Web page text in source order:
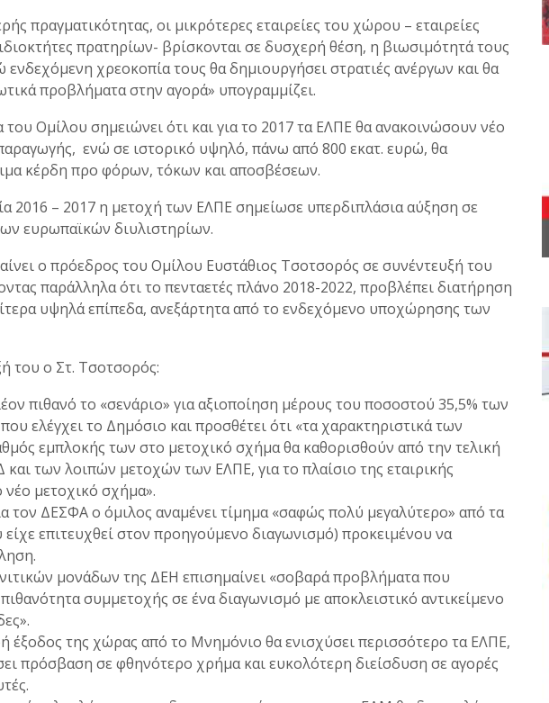
πραγματικότητας, οι μικρότερες εταιρείες του χώρου – εταιρείες
πρατηρίων- βρίσκονται σε δυσχερή θέση, η βιωσιμότητά τους
ενδεχόμενη χρεοκοπία τους θα δημιουργήσει στρατιές ανέργων και θα
προβλήματα στην αγορά» υπογραμμίζει.
Ομίλου σημειώνει ότι και για το 2017 τα ΕΛΠΕ θα ανακοινώσουν νέο
ενώ σε ιστορικό υψηλό, πάνω από 800 εκατ. ευρώ, θα
κέρδη προ φόρων, τόκων και αποσβέσεων.
2016 – 2017 η μετοχή των ΕΛΠΕ σημείωσε υπερδιπλάσια αύξηση σε
ευρωπαϊκών διυλιστηρίων.
ο πρόεδρος του Ομίλου Ευστάθιος Τσοτσορός σε συνέντευξή του
παράλληλα ότι το πενταετές πλάνο 2018-2022, προβλέπει διατήρηση
υψηλά επίπεδα, ανεξάρτητα από το ενδεχόμενο υποχώρησης των
του ο Στ. Τσοτσορός:
πιθανό το «σενάριο» για αξιοποίηση μέρους του ποσοστού 35,5% των
ελέγχει το Δημόσιο και προσθέτει ότι «τα χαρακτηριστικά των
εμπλοκής των στο μετοχικό σχήμα θα καθορισθούν από την τελική
των λοιπών μετοχών των ΕΛΠΕ, για το πλαίσιο της εταιρικής
μετοχικό σχήμα».
τον ΔΕΣΦΑ ο όμιλος αναμένει τίμημα «σαφώς πολύ μεγαλύτερο» από τα
επιτευχθεί στον προηγούμενο διαγωνισμό) προκειμένου να
μονάδων της ΔΕΗ επισημαίνει «σοβαρά προβλήματα που
συμμετοχής σε ένα διαγωνισμό με αποκλειστικό αντικείμενο
έξοδος της χώρας από το Μνημόνιο θα ενισχύσει περισσότερο τα ΕΛΠΕ,
πρόσβαση σε φθηνότερο χρήμα και ευκολότερη διείσδυση σε αγορές